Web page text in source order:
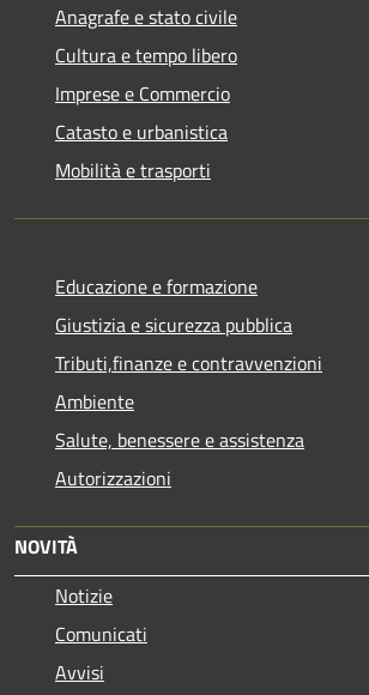
Anagrafe e stato civile
Cultura e tempo libero
Imprese e Commercio
Catasto e urbanistica
Mobilità e trasporti
Educazione e formazione
Giustizia e sicurezza pubblica
Tributi,finanze e contravvenzioni
Ambiente
Salute, benessere e assistenza
Autorizzazioni
NOVITÀ
Notizie
Comunicati
Avvisi